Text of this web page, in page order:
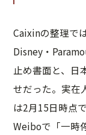
Caixinの整理で
Disney・
止め書面と、日
せだった。実在
は2月15日時点
Weiboで「一時